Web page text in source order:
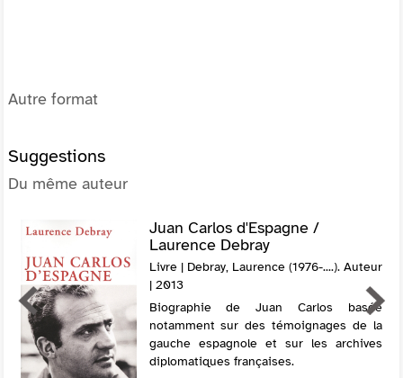
Autre format
Suggestions
Du même auteur
Juan Carlos d'Espagne /
Laurence Debray
Livre | Debray, Laurence (1976-....). Auteur
| 2013
Biographie de Juan Carlos basée
notamment sur des témoignages de la
gauche espagnole et sur les archives
diplomatiques françaises.